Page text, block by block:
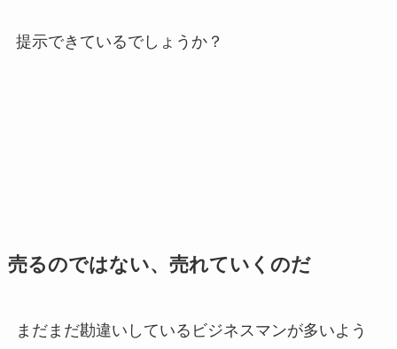
提示できているでしょうか？
売るのではない、売れていくのだ
まだまだ勘違いしているビジネスマンが多いよう